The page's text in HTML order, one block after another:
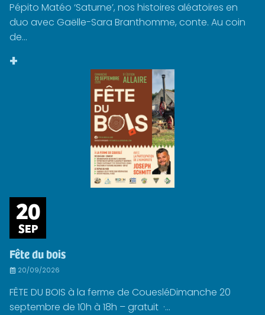
Pépito Matéo ‘Saturne’, nos histoires aléatoires en
duo avec Gaëlle-Sara Branthomme, conte. Au coin
de...
+
20
SEP
Fête du bois
20/09/2026
FÊTE DU BOIS à la ferme de CouesléDimanche 20
septembre de 10h à 18h – gratuit ·...